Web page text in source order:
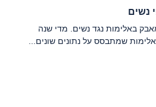
נשים
באלימות נגד נשים. מדי שנה
שמתבסס על נתונים שונים...